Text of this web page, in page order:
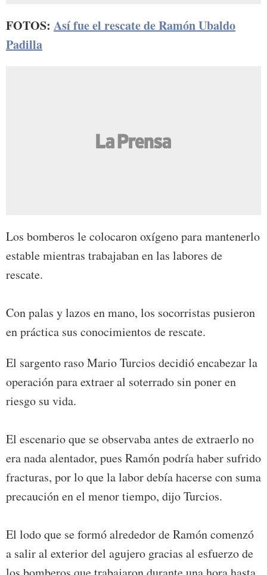
FOTOS: Así fue el rescate de Ramón Ubaldo
Padilla
Los bomberos le colocaron oxígeno para mantenerlo
estable mientras trabajaban en las labores de
rescate.
Con palas y lazos en mano, los socorristas pusieron
en práctica sus conocimientos de rescate.
El sargento raso Mario Turcios decidió encabezar la
operación para extraer al soterrado sin poner en
riesgo su vida.
El escenario que se observaba antes de extraerlo no
era nada alentador, pues Ramón podría haber sufrido
fracturas, por lo que la labor debía hacerse con suma
precaución en el menor tiempo, dijo Turcios.
El lodo que se formó alrededor de Ramón comenzó
a salir al exterior del agujero gracias al esfuerzo de